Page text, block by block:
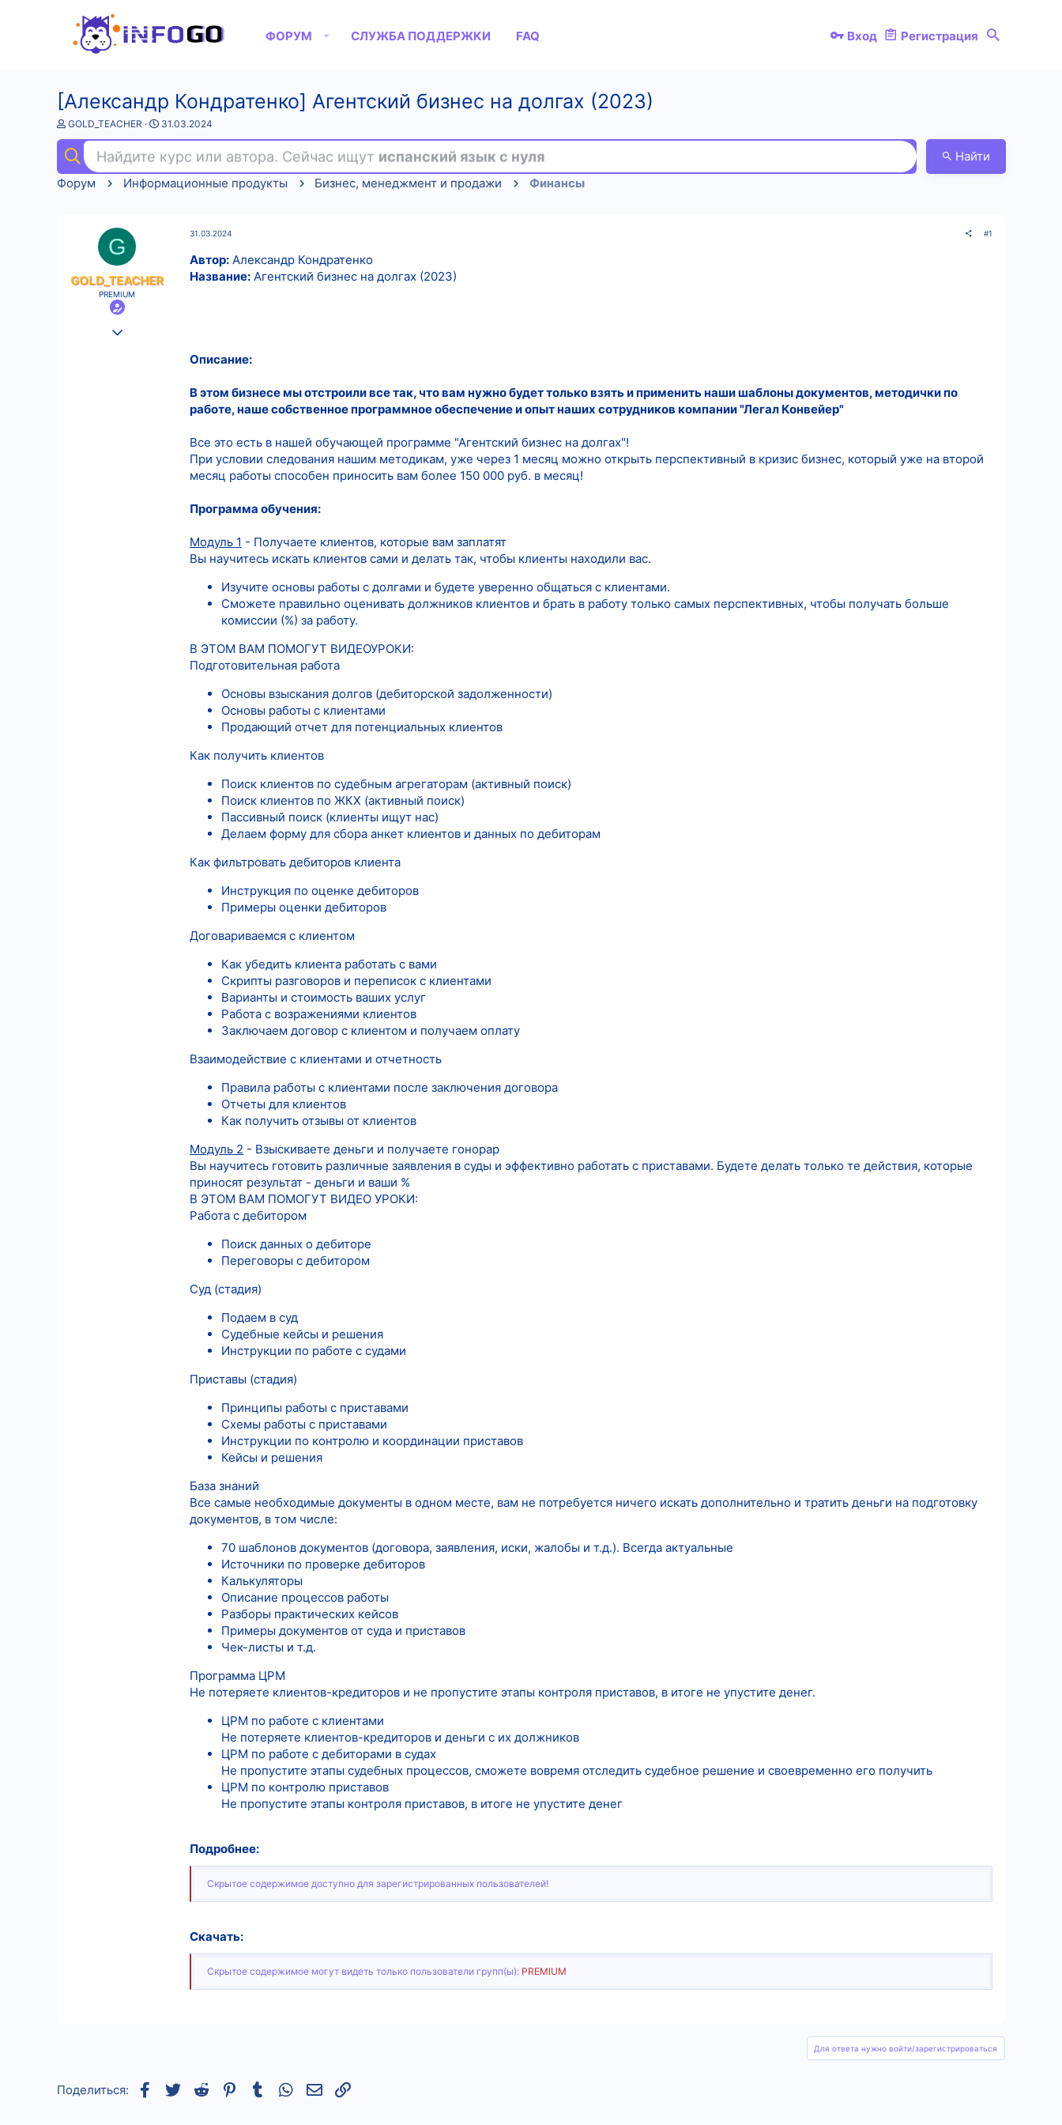
ФОРУМ СЛУЖБА ПОДДЕРЖКИ FAQ Вход Регистрация
[Александр Кондратенко] Агентский бизнес на долгах (2023)
А
т
о
р
т
GOLD_TEACHER
Д
а
н
а
31.03.2024
Найдите курс или автора. Сейчас ищут испанский язык с нуля
Найти
Форум
Информационные продукты Бизнес, менеджмент и продажи Финансы
G
GOLD_TEACHER
PREMIUM
31.03.2024 #1
Автор: Александр Кондратенко
Название: Агентский бизнес на долгах (2023)
Описание:
В этом бизнесе мы отстроили все так, что вам нужно будет только взять и применить наши шаблоны документов, методички по
работе, наше собственное программное обеспечение и опыт наших сотрудников компании "Легал Конвейер"
Все это есть в нашей обучающей программе "Агентский бизнес на долгах"!
При условии следования нашим методикам, уже через 1 месяц можно открыть перспективный в кризис бизнес, который уже на второй
месяц работы способен приносить вам более 150 000 руб. в месяц!
Программа обучения:
Модуль 1 - Получаете клиентов, которые вам заплатят
Вы научитесь искать клиентов сами и делать так, чтобы клиенты находили вас.
Изучите основы работы с долгами и будете уверенно общаться с клиентами.
Сможете правильно оценивать должников клиентов и брать в работу только самых перспективных, чтобы получать больше
комиссии (%) за работу.
В ЭТОМ ВАМ ПОМОГУТ ВИДЕОУРОКИ:
Подготовительная работа
Основы взыскания долгов (дебиторской задолженности)
Основы работы с клиентами
Продающий отчет для потенциальных клиентов
Как получить клиентов
Поиск клиентов по судебным агрегаторам (активный поиск)
Поиск клиентов по ЖКХ (активный поиск)
Пассивный поиск (клиенты ищут нас)
Делаем форму для сбора анкет клиентов и данных по дебиторам
Как фильтровать дебиторов клиента
Инструкция по оценке дебиторов
Примеры оценки дебиторов
Договариваемся с клиентом
Как убедить клиента работать с вами
Скрипты разговоров и переписок с клиентами
Варианты и стоимость ваших услуг
Работа с возражениями клиентов
Заключаем договор с клиентом и получаем оплату
Взаимодействие с клиентами и отчетность
Правила работы с клиентами после заключения договора
Отчеты для клиентов
Как получить отзывы от клиентов
Модуль 2 - Взыскиваете деньги и получаете гонорар
Вы научитесь готовить различные заявления в суды и эффективно работать с приставами. Будете делать только те действия, которые
приносят результат - деньги и ваши %
В ЭТОМ ВАМ ПОМОГУТ ВИДЕО УРОКИ:
Работа с дебитором
Поиск данных о дебиторе
Переговоры с дебитором
Суд (стадия)
Подаем в суд
Судебные кейсы и решения
Инструкции по работе с судами
Приставы (стадия)
Принципы работы с приставами
Схемы работы с приставами
Инструкции по контролю и координации приставов
Кейсы и решения
База знаний
Все самые необходимые документы в одном месте, вам не потребуется ничего искать дополнительно и тратить деньги на подготовку
документов, в том числе:
70 шаблонов документов (договора, заявления, иски, жалобы и т.д.). Всегда актуальные
Источники по проверке дебиторов
Калькуляторы
Описание процессов работы
Разборы практических кейсов
Примеры документов от суда и приставов
Чек-листы и т.д.
Программа ЦРМ
Не потеряете клиентов-кредиторов и не пропустите этапы контроля приставов, в итоге не упустите денег.
ЦРМ по работе с клиентами
Не потеряете клиентов-кредиторов и деньги с их должников
ЦРМ по работе с дебиторами в судах
Не пропустите этапы судебных процессов, сможете вовремя отследить судебное решение и своевременно его получить
ЦРМ по контролю приставов
Не пропустите этапы контроля приставов, в итоге не упустите денег
Подробнее:
Скрытое содержимое доступно для зарегистрированных пользователей!
Скачать:
Скрытое содержимое могут видеть только пользователи групп(ы): PREMIUM
Для ответа нужно войти/зарегистрироваться
Поделиться: Facebook
TwitterReddit Pinterest
TumblrWhatsAppЭлектронная почта
Ссылка